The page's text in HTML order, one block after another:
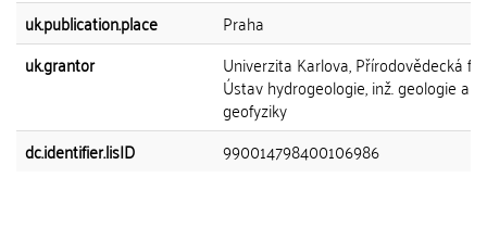
uk.publication.place
Praha
uk.grantor
Univerzita Karlova, Přírodovědecká
Ústav hydrogeologie, inž. geologie a
geofyziky
dc.identifier.lisID
990014798400106986